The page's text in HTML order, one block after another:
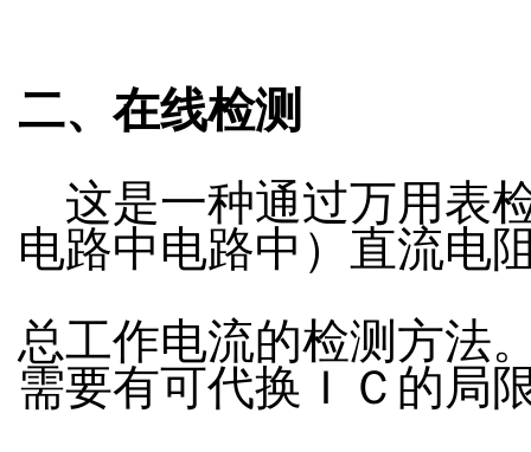
二、在线检测
这是一种通过万用表
电路中电路中）直流电
总工作电流的检测方法
需要有可代换ＩＣ的局